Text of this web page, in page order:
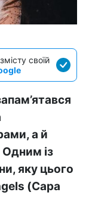
своїй
а й
із
яку цього
(Сара